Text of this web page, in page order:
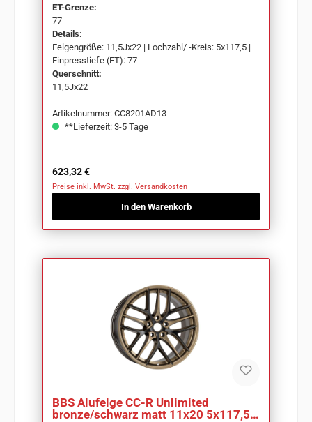
ET-Grenze:
77
Details:
Felgengröße: 11,5Jx22 | Lochzahl/ -Kreis: 5x117,5 |
Einpresstiefe (ET): 77
Querschnitt:
11,5Jx22
Artikelnummer: CC8201AD13
**Lieferzeit: 3-5 Tage
Regulärer Preis:
623,32 €
Preise inkl. MwSt. zzgl. Versandkosten
In den Warenkorb
BBS Alufelge CC-R Unlimited
bronze/schwarz matt 11x20 5x117,5